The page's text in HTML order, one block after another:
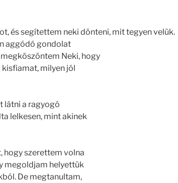
és segítettem neki dönteni, mit tegyen velük.
aggódó gondolat
Neki, hogy
milyen jól
látni a ragyogó
lelkesen, mint akinek
hogy szerettem volna
megoldjam helyettük
De megtanultam,